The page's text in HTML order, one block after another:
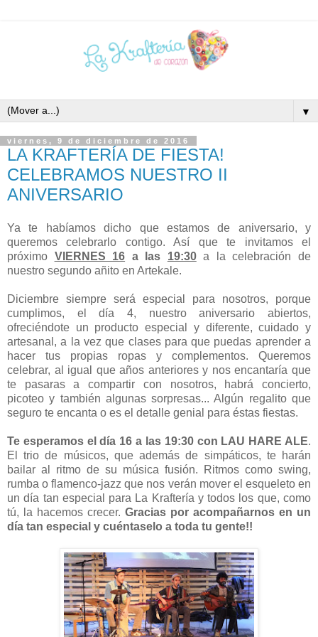
▼
viernes, 9 de diciembre de 2016
LA KRAFTERÍA DE FIESTA!
CELEBRAMOS NUESTRO II
ANIVERSARIO
Ya te habíamos dicho que estamos de aniversario, y
queremos celebrarlo contigo. Así que te invitamos el
próximo VIERNES 16 a las 19:30a la celebración de
nuestro segundo añito en Artekale.
Diciembre siempre será especial para nosotros, porque
cumplimos, el día 4, nuestro aniversario abiertos,
ofreciéndote un producto especial y diferente, cuidado y
artesanal, a la vez que clases para que puedas aprender a
hacer tus propias ropas y complementos. Queremos
celebrar, al igual que años anteriores y nos encantaría que
te pasaras a compartir con nosotros, habrá concierto,
picoteo y también algunas sorpresas... Algún regalito que
seguro te encanta o es el detalle genial para éstas fiestas.
Te esperamos el día 16 a las 19:30 con LAU HARE ALE.
El trio de músicos, que además de simpáticos, te harán
bailar al ritmo de su música fusión. Ritmos como swing,
rumba o flamenco-jazz que nos verán mover el esqueleto en
un día tan especial para La Kraftería y todos los que, como
tú, la hacemos crecer. Gracias por acompañarnos en un
día tan especial y cuéntaselo a toda tu gente!!